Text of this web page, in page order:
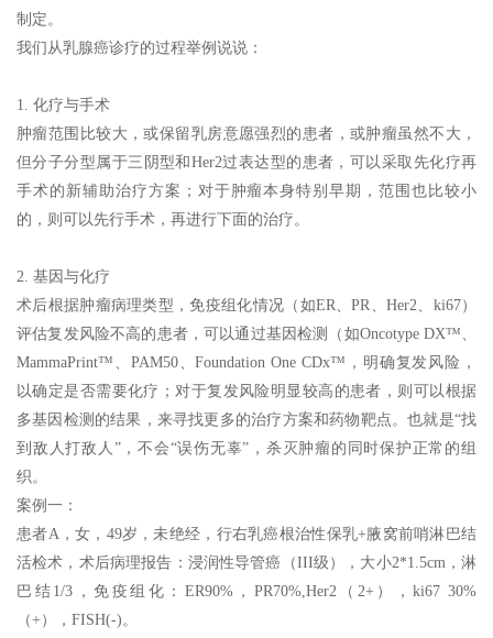
制定。
我们从乳腺癌诊疗的过程举例说说：
1. 化疗与手术
肿瘤范围比较大，或保留乳房意愿强烈的患者，或肿瘤虽然不大，
但分子分型属于三阴型和Her2过表达型的患者，可以采取先化疗再
手术的新辅助治疗方案；对于肿瘤本身特别早期，范围也比较小
的，则可以先行手术，再进行下面的治疗。
2. 基因与化疗
术后根据肿瘤病理类型，免疫组化情况（如ER、PR、Her2、ki67）
评估复发风险不高的患者，可以通过基因检测（如Oncotype DX™、
MammaPrint™、PAM50、Foundation One CDx™，明确复发风险，
以确定是否需要化疗；对于复发风险明显较高的患者，则可以根据
多基因检测的结果，来寻找更多的治疗方案和药物靶点。也就是“找
到敌人打敌人”，不会“误伤无辜”，杀灭肿瘤的同时保护正常的组
织。
案例一：
患者A，女，49岁，未绝经，行右乳癌根治性保乳+腋窝前哨淋巴结
活检术，术后病理报告：浸润性导管癌（III级），大小2*1.5cm，淋
巴结1/3，免疫组化：ER90%，PR70%,Her2（2+），ki67 30%
（+），FISH(-)。